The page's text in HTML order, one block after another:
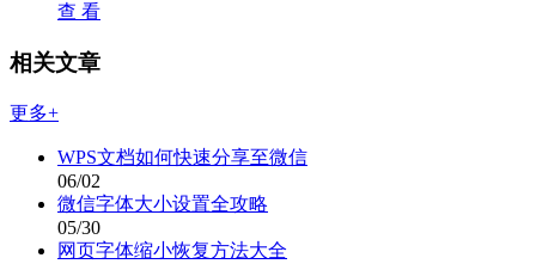
查 看
相关文章
更多+
WPS文档如何快速分享至微信
06/02
微信字体大小设置全攻略
05/30
网页字体缩小恢复方法大全